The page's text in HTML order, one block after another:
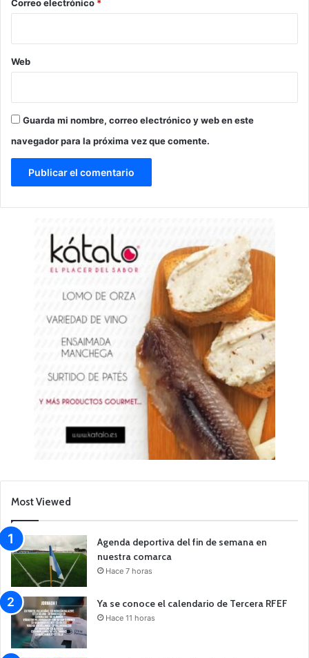
*
Correo electrónico *
Web
Guarda mi nombre, correo electrónico y web en este
navegador para la próxima vez que comente.
Most Viewed
Agenda deportiva del fin de semana en
nuestra comarca
Hace 7 horas
Ya se conoce el calendario de Tercera RFEF
Hace 11 horas